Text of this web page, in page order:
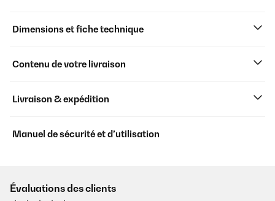
Dimensions et fiche technique
Contenu de votre livraison
Livraison & expédition
Manuel de sécurité et d’utilisation
Évaluations des clients